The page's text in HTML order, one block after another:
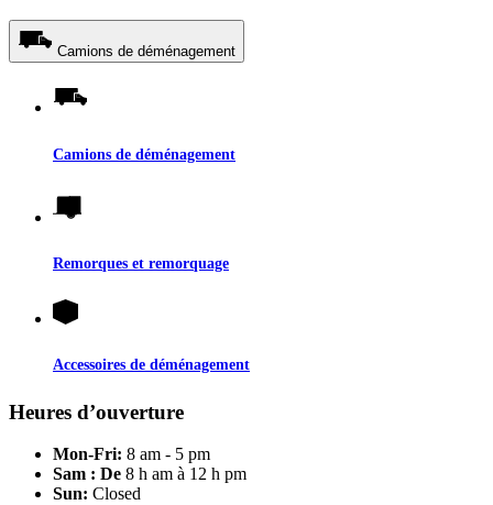
Camions de déménagement
Camions de déménagement
Remorques et remorquage
Accessoires de déménagement
Heures d’ouverture
Mon-Fri: 8 am - 5 pm
Sam : De 8 h am à 12 h pm
Sun: Closed